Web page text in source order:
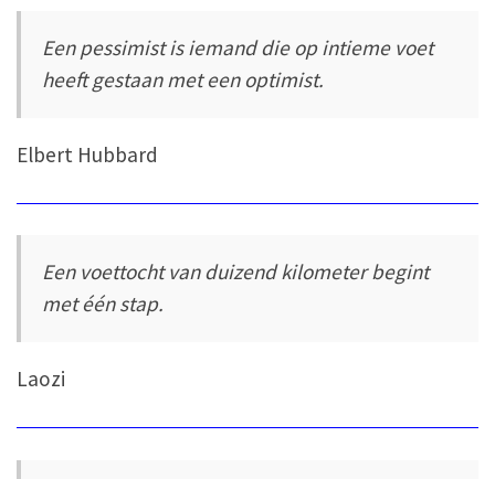
Een pessimist is iemand die op intieme voet
heeft gestaan met een optimist.
Elbert Hubbard
Een voettocht van duizend kilometer begint
met één stap.
Laozi